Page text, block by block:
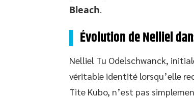
Bleach.
Évolution de Nelliel
Nelliel Tu Odelschwanck,
véritable identité lorsqu’elle
Tite Kubo, n’est pas